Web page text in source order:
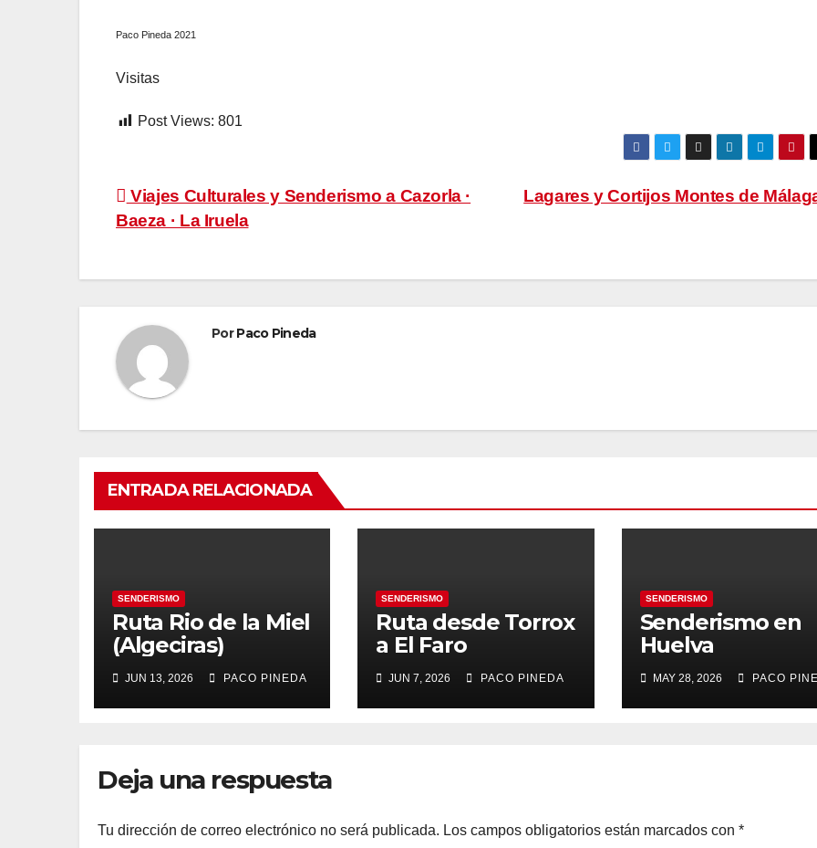
Paco Pineda 2021
Visitas
Post Views: 801
Navegación
de
entradas
Lagares y Cortijos Montes de
Viajes Culturales y Senderismo a Cazorla ·
Baeza · La Iruela
PorPaco Pineda
ENTRADA RELACIONADA
SENDERISMO
Ruta Rio de la Miel
(Algeciras)
JUN 13, 2026 PACO PINEDA
SENDERISMO
Ruta desde Torrox
a El Faro
JUN 7, 2026 PACO PINEDA
SENDERISMO
Senderismo en
Huelva
MAY 28, 2026 PACO
Deja una respuesta
Tu dirección de correo electrónico no será publicada. Los campos obligatorios están marcados con *